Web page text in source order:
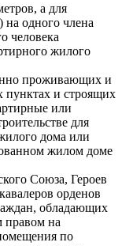
а для
на одного члена
человека
жилого
проживающих и
пунктах и строящих
или
для
дома или
жилом доме
Союза, Героев
орденов
обладающих
правом на
по